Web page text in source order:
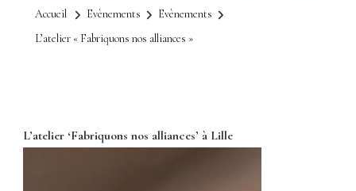
Accueil Evènements
Evènements
L’atelier « Fabriquons nos alliances »
L’atelier ‘Fabriquons nos alliances’ à Lille